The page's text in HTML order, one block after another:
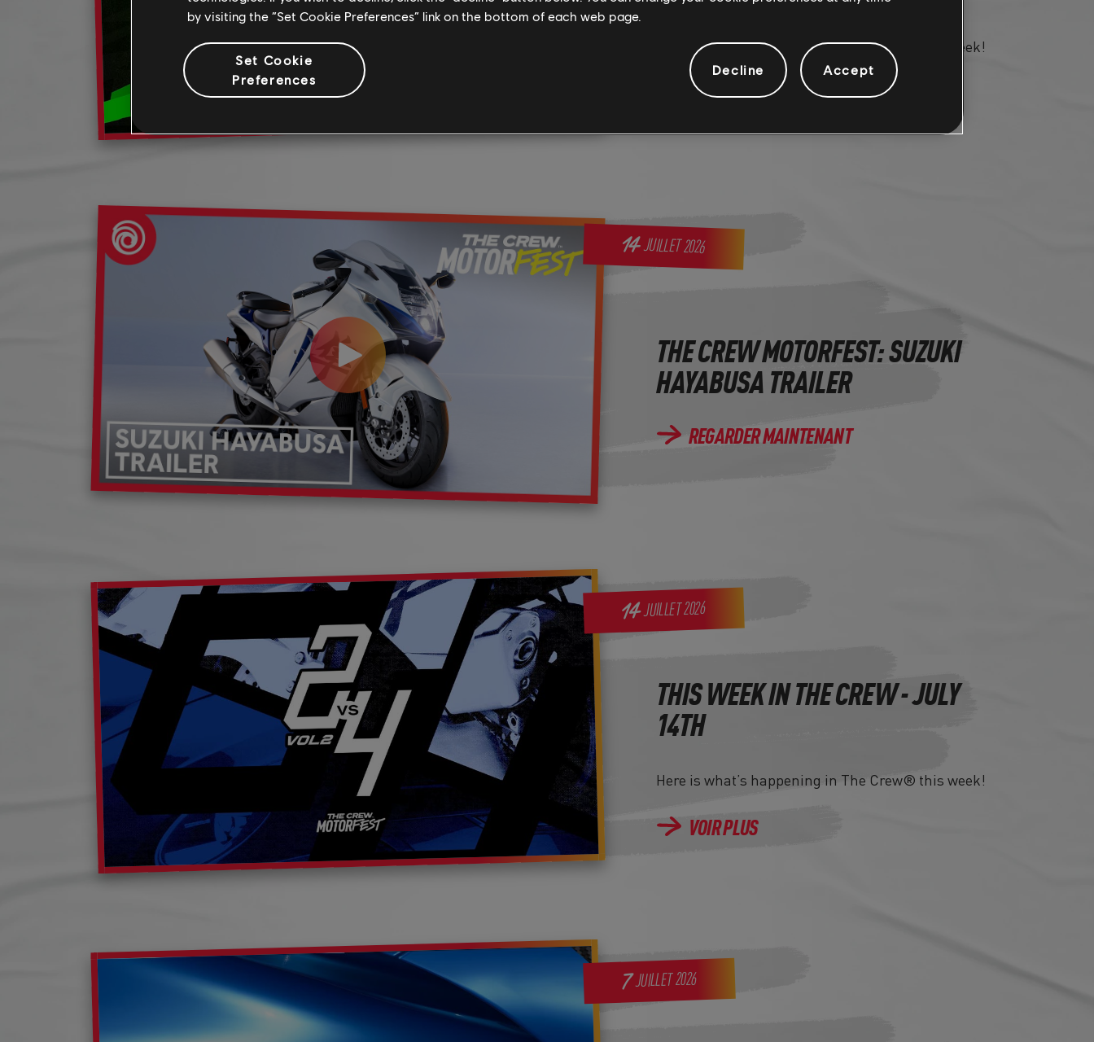
Here is what’s happening in The Crew® this week!
VOIR PLUS
14JUILLET2026
THE CREW MOTORFEST: SUZUKI
HAYABUSA TRAILER
REGARDER MAINTENANT
14JUILLET2026
THIS WEEK IN THE CREW - JULY
14TH
Here is what’s happening in The Crew® this week!
VOIR PLUS
7JUILLET2026
by visiting the “Set Cookie Preferences” link on the bottom of each web page.
Set Cookie
Preferences
Decline Accept